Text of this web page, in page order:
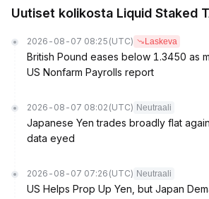
Uutiset kolikosta Liquid Staked
2026-08-07 08:25 (UTC) Laskeva
British Pound eases below 1.3450 as
US Nonfarm Payrolls report
2026-08-07 08:02 (UTC) Neutraali
Japanese Yen trades broadly flat
data eyed
2026-08-07 07:26 (UTC) Neutraali
US Helps Prop Up Yen, but Japan